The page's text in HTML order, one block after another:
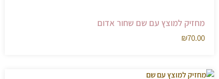
מחזיק למוצץ עם שם שחור אדום
₪70.00